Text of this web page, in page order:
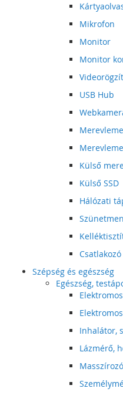
Mikrofon
Monitor
Monitor
USB Hub
Külső
Külső SSD
Hálózati
Szépség és egészség
Egészség,
Inhalátor,
Lázmérő,
Masszírozó